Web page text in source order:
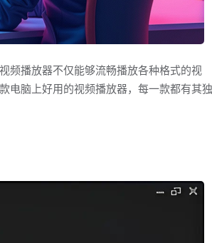
频播放器不仅能够流畅播放各种格式的视
电脑上好用的视频播放器，每一款都有其独